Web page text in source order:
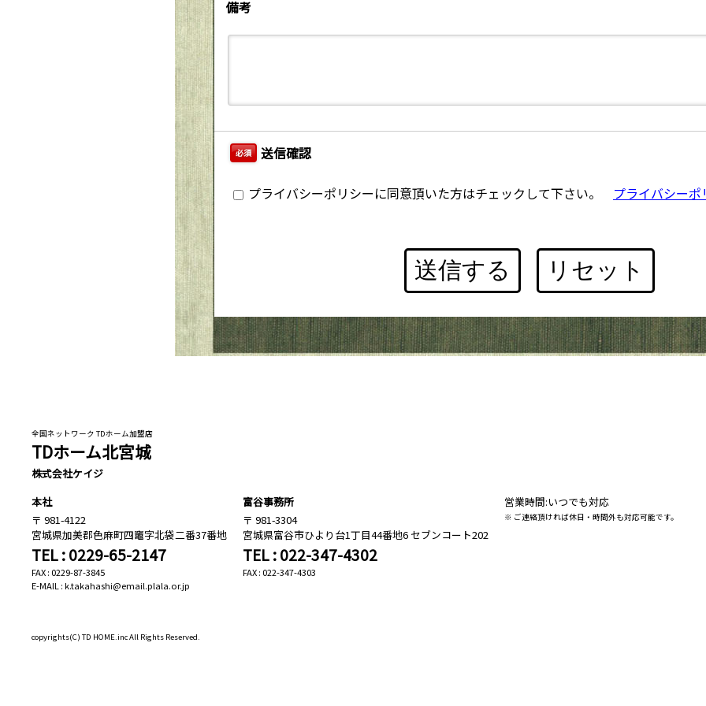
備考
必須 送信確認
プライバシーポリシーに同意頂いた方はチェックして下さい。 プライバシーポ
送信する リセット
全国ネットワーク TDホーム加盟店
TDホーム北宮城
株式会社ケイジ
本社
981-4122
宮城県加美郡色麻町四竈字北袋二番37番地
TEL : 0229-65-2147
FAX : 0229-87-3845
E-MAIL : k.takahashi@email.plala.or.jp
富谷事務所
981-3304
宮城県富谷市ひより台1丁目44番地6 セブンコート202
TEL : 022-347-4302
FAX : 022-347-4303
営業時間:いつでも対応
※ ご連絡頂ければ休日・時間外も対応可能です。
copyrights(C) TD HOME.inc All Rights Reserved.